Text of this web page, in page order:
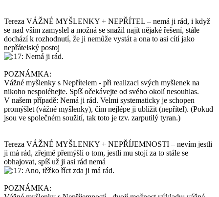
Tereza VÁŽNÉ MYŠLENKY + NEPŘÍTEL – nemá ji rád, i když
se nad vším zamyslel a možná se snažil najít nějaké řešení, stále
dochází k rozhodnutí, že ji nemůže vystát a ona to asi cítí jako
nepřátelský postoj
Nemá ji rád.
POZNÁMKA:
Vážné myšlenky s Nepřítelem - při realizaci svých myšlenek na
nikoho nespoléhejte. Spíš očekávejte od svého okolí nesouhlas.
V našem případě: Nemá ji rád. Velmi systematicky je schopen
promýšlet (vážné myšlenky), čím nejlépe ji ublížit (nepřítel). (Pokud
jsou ve společném soužití, tak toto je tzv. zarputilý tyran.)
Tereza VÁŽNÉ MYŠLENKY + NEPŘÍJEMNOSTI – nevím jestli
ji má rád, zřejmě přemýšlí o tom, jestli mu stojí za to stále se
obhajovat, spíš už ji asi rád nemá
Ano, těžko říct zda ji má rád.
POZNÁMKA: